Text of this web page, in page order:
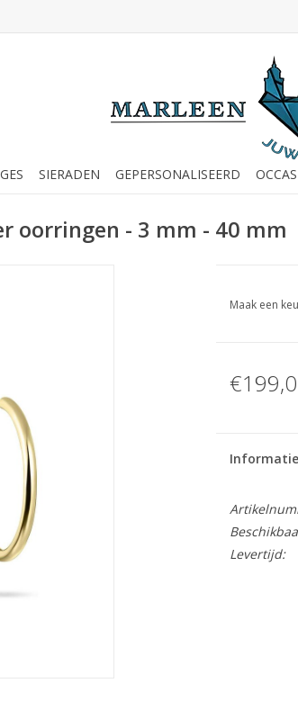
SIERADEN GEPERSONALISEERD
oorringen - 3 mm - 40 mm
Maak een
Informatie
Levertijd: